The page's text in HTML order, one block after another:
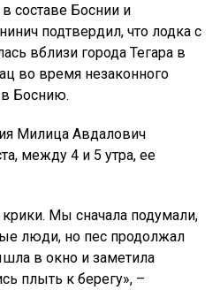
составе Боснии и
подтвердил, что лодка с
вблизи города Тегара в
во время незаконного
в Боснию.
Милица Авдалович
между 4 и 5 утра, ее
Мы сначала подумали,
люди, но пес продолжал
в окно и заметила
плыть к берегу», –